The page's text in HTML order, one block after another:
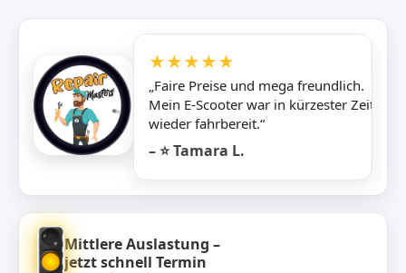
★★★★★
„Faire Preise und mega freundlich.
Mein E-Scooter war in kürzester Zeit
wieder fahrbereit.“
– ⭐ Tamara L.
Mittlere Auslastung –
jetzt schnell Termin